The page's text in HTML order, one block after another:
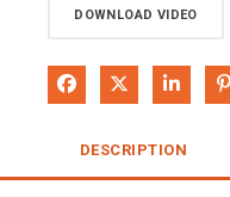
DOWNLOAD VIDEO
Share on Facebook
Share on X
Share
DESCRIPTION